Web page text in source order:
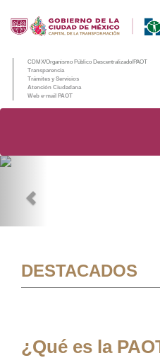
CDMX/Organismo Público Descentralizado/PAOT
Transparencia
Trámites y Servicios
Atención Ciudadana
Web e-mail PAOT
DESTACADOS
¿Qué es la